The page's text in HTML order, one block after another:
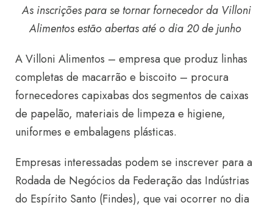
As inscrições para se tornar fornecedor da Villoni
Alimentos estão abertas até o dia 20 de junho
A Villoni Alimentos – empresa que produz linhas
completas de macarrão e biscoito – procura
fornecedores capixabas dos segmentos de caixas
de papelão, materiais de limpeza e higiene,
uniformes e embalagens plásticas.
Empresas interessadas podem se inscrever para a
Rodada de Negócios da Federação das Indústrias
do Espírito Santo (Findes), que vai ocorrer no dia